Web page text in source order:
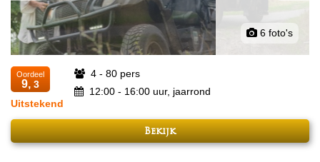
6 foto's
Oordeel
9, 3
Uitstekend
4 - 80 pers
12:00 - 16:00 uur, jaarrond
Bekijk